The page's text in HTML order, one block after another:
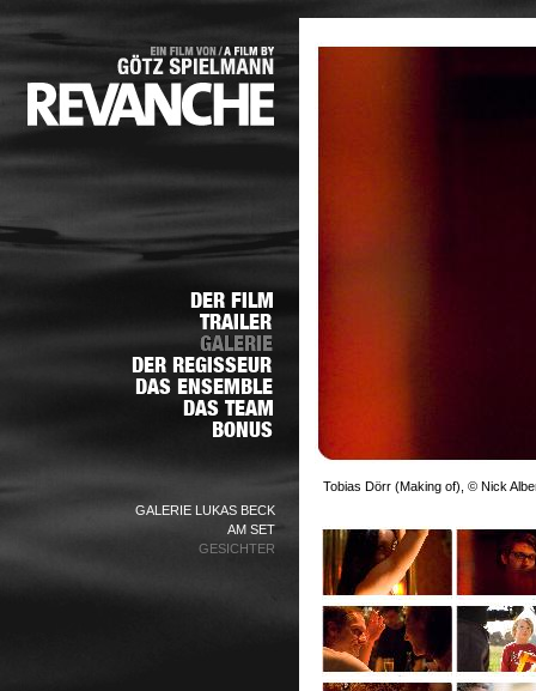
GALERIE LUKAS BECK
AM SET
GESICHTER
Tobias Dörr (Making of), © Nick